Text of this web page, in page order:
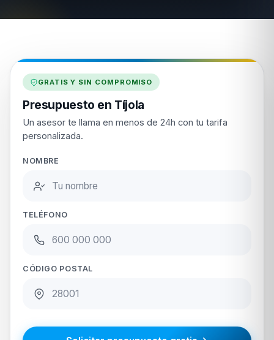
GRATIS Y SIN COMPROMISO
Presupuesto en Tíjola
Un asesor te llama en menos de 24h con tu tarifa
personalizada.
NOMBRE
TELÉFONO
CÓDIGO POSTAL